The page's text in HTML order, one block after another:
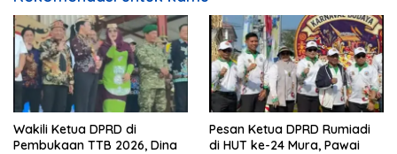
Wakili Ketua DPRD di
Pembukaan TTB 2026, Dina
Pesan Ketua DPRD Rumiadi
di HUT ke-24 Mura, Pawai